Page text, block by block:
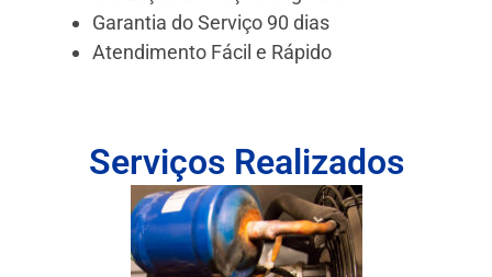
Garantia do Serviço 90 dias
Atendimento Fácil e Rápido
Serviços Realizados